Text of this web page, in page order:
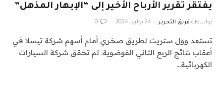
يفتقر تقرير الأرباح الأخير إلى “الإبهار المذهل”
بواسطة فريق التحرير 24 يوليو، 2024 0
تستعد وول ستريت لطريق صخري أمام أسهم شركة تيسلا في
أعقاب نتائج الربع الثاني الفوضوية. لم تحقق شركة السيارات
الكهربائية…